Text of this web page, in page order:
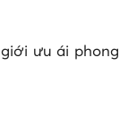
ưu ái phong